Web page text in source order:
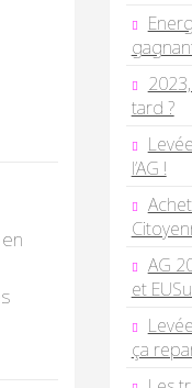
tard ?
l’AG !
AG
et
ça